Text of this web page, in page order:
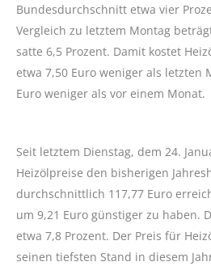
Bundesdurchschnitt etwa vier
Vergleich zu letztem Montag
satte 6,5 Prozent. Damit kostet
etwa 7,50 Euro weniger als letzten
Euro weniger als vor einem Monat.
Seit letztem Dienstag, dem 24.
Heizölpreise den bisherigen
durchschnittlich 117,77 Euro
um 9,21 Euro günstiger zu haben.
etwa 7,8 Prozent. Der Preis für
seinen tiefsten Stand in diesem